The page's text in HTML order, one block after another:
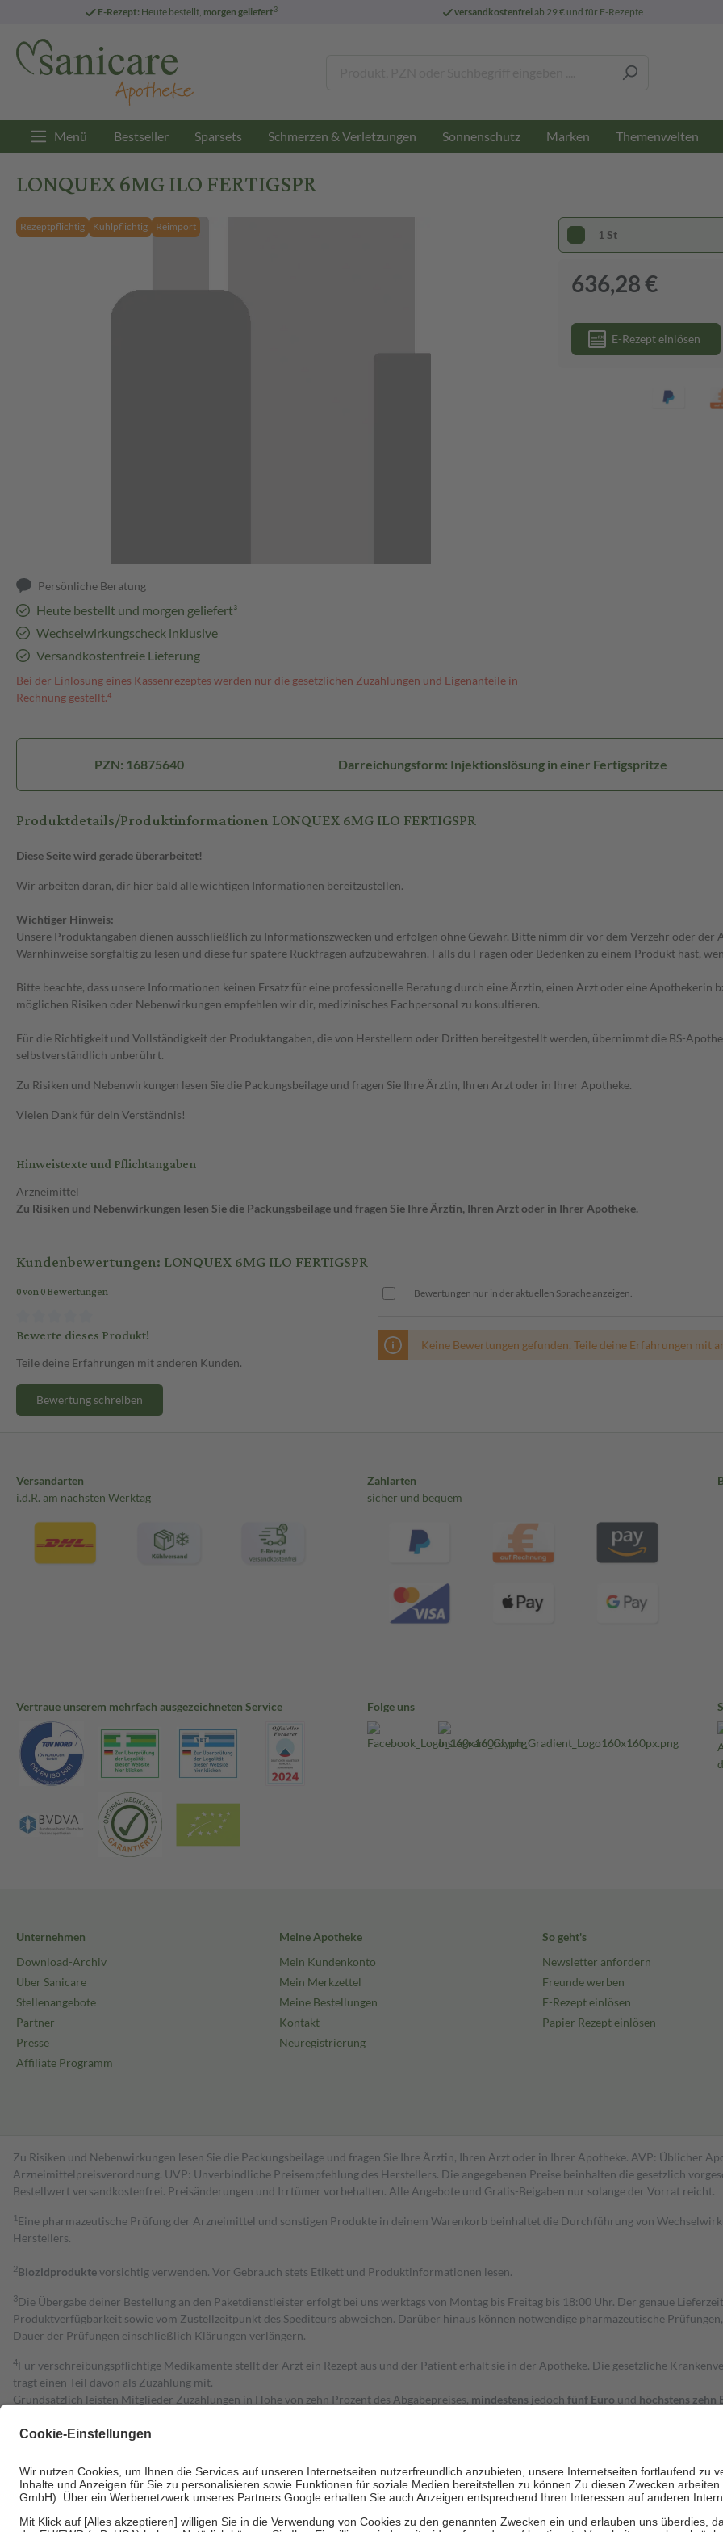
E-Rezept: Heute bestellt, morgen geliefert3 versandkostenfreiab 29 € und für E-Rezepte
Menü Bestseller Sparsets Schmerzen & Verletzungen Sonnenschutz Marken Themenwelten
LONQUEX 6MG ILO FERTIGSPR
Rezeptpflichtig Kühlpflichtig Reimport
Persönliche Beratung
Heute bestellt und morgen geliefert³
Wechselwirkungscheck inklusive
Versandkostenfreie Lieferung
Bei der Einlösung eines Kassenrezeptes werden nur die gesetzlichen Zuzahlungen und Eigenanteile in
Rechnung gestellt.⁴
1 St
636,28 €
E-Rezept einlösen
PZN: 16875640 Darreichungsform: Injektionslösung in einer Fertigspritze
Produktdetails/Produktinformationen LONQUEX 6MG ILO FERTIGSPR
Diese Seite wird gerade überarbeitet!
Wir arbeiten daran, dir hier bald alle wichtigen Informationen bereitzustellen.
Wichtiger Hinweis:
Unsere Produktangaben dienen ausschließlich zu Informationszwecken und erfolgen ohne Gewähr. Bitte nimm dir vor dem Verzehr oder
Warnhinweise sorgfältig zu lesen und diese für spätere Rückfragen aufzubewahren. Falls du Fragen oder Bedenken zu einem Produkt hast,
Bitte beachte, dass unsere Informationen keinen Ersatz für eine professionelle Beratung durch eine Ärztin, einen Arzt oder eine Apothekerin
möglichen Risiken oder Nebenwirkungen empfehlen wir dir, medizinisches Fachpersonal zu konsultieren.
Für die Richtigkeit und Vollständigkeit der Produktangaben, die von Herstellern oder Dritten bereitgestellt werden, übernimmt die BS-
selbstverständlich unberührt.
Zu Risiken und Nebenwirkungen lesen Sie die Packungsbeilage und fragen Sie Ihre Ärztin, Ihren Arzt oder in Ihrer Apotheke.
Vielen Dank für dein Verständnis!
Hinweistexte und Pflichtangaben
Arzneimittel
Zu Risiken und Nebenwirkungen lesen Sie die Packungsbeilage und fragen Sie Ihre Ärztin, Ihren Arzt oder in Ihrer Apotheke.
Kundenbewertungen: LONQUEX 6MG ILO FERTIGSPR
0 von 0 Bewertungen
Bewerte dieses Produkt!
Teile deine Erfahrungen mit anderen Kunden.
Bewertung schreiben
Bewertungen nur in der aktuellen Sprache anzeigen.
Keine Bewertungen gefunden. Teile deine Erfahrungen mit
Versandarten
i.d.R. am nächsten Werktag
Zahlarten
sicher und bequem
Vertraue unserem mehrfach ausgezeichneten Service Folge uns
Unternehmen
Download-Archiv
Über Sanicare
Stellenangebote
Partner
Presse
Affiliate Programm
Meine Apotheke
Mein Kundenkonto
Mein Merkzettel
Meine Bestellungen
Kontakt
Neuregistrierung
So geht's
Newsletter anfordern
Freunde werben
E-Rezept einlösen
Papier Rezept einlösen
Zu Risiken und Nebenwirkungen lesen Sie die Packungsbeilage und fragen Sie Ihre Ärztin, Ihren Arzt oder in Ihrer Apotheke. AVP: Üblicher
Arzneimittelpreisverordnung. UVP: Unverbindliche Preisempfehlung des Herstellers. Die angegebenen Preise beinhalten die gesetzlich
Bestell­wert versand­kosten­frei. Preisänderungen und Irrtümer vorbehalten. Alle Angebote und Gratis-Beigaben nur solange der Vorrat reicht.
1 Eine pharmazeutische Prüfung der Arzneimittel und sonstigen Produkte in deinem Warenkorb beinhaltet die Durchführung von
Herstellers.
2Biozidproduktevorsichtig verwenden. Vor Gebrauch stets Etikett und Produktinformationen lesen.
3Die Übergabe deiner Bestellung an den Paketdienstleister erfolgt bei uns werktags von Montag bis Freitag bis 18:00 Uhr. Der genaue
Produktverfügbarkeit sowie vom Zustellzeitpunkt des Spediteurs abweichen. Darüber hinaus können notwendige pharmazeutische
Dauer der Prüfungen einschließlich Klärungen verlängern.
4Für verschreibungspflichtige Medikamente stellt der Arzt ein Rezept aus und der Patient erhält sie in der Apotheke. Die gesetzliche
trägt einen Teil davon als Zuzahlung mit.
Grundsätzlich leisten Mitglieder Zuzahlungen in Höhe von zehn Prozent des Abgabepreises, mindestens jedoch fünf Euro und höchstens zehn
Diese Regeln gelten grundsätzlich auch für Online-Apotheken.
Um das Engagement der Versicherten für ihre eigene Gesundheit zu stärken und die besondere Stellung der Familie zu unterstützen, fallen
• Kindern und Jugendlichen bis zum vollendeten 18. Lebensjahr mit Ausnahme der Fahrkosten
• Untersuchungen zur Vorsorge und Früherkennung, die von der GKV getragen werden
• empfohlenen Schutzimpfungen